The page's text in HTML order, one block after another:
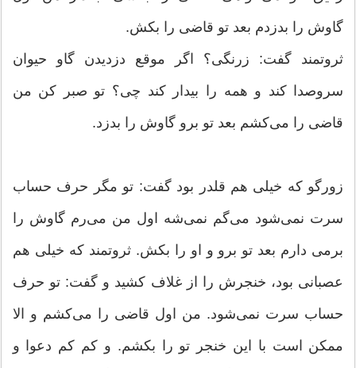
گاوش را بدزدم بعد تو قاضی را بكش.
ثروتمند گفت: زرنگی؟ اگر موقع دزدیدن گاو حیوان
سروصدا كند و همه را بیدار كند چی؟ تو صبر كن من
قاضی را می‌كشم بعد تو برو گاوش را بدزد.
زورگو كه خیلی هم قلدر بود گفت: تو مگر حرف حساب
سرت نمی‌شود می‌گم نمی‌شه اول من می‌رم گاوش را
برمی دارم بعد تو برو و او را بكش. ثروتمند كه خیلی هم
عصبانی بود، خنجرش را از غلاف كشید و گفت: تو حرف
حساب سرت نمی‌شود. من اول قاضی را می‌كشم و الا
ممكن است با این خنجر تو را بكشم. و كم كم دعوا و